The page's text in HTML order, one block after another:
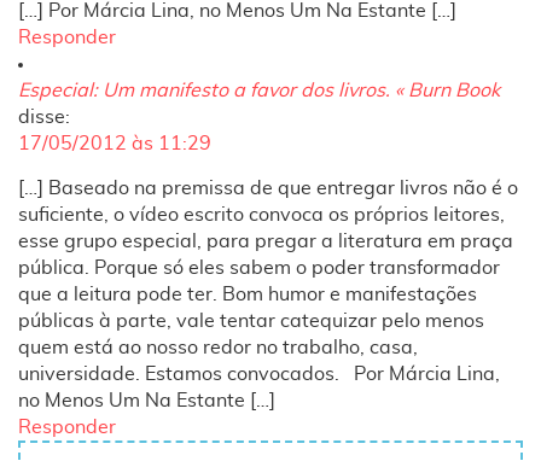
[…] Por Márcia Lina, no Menos Um Na Estante […]
Responder
Especial: Um manifesto a favor dos livros. « Burn Book
disse:
17/05/2012 às 11:29
[…] Baseado na premissa de que entregar livros não é o
suficiente, o vídeo escrito convoca os próprios leitores,
esse grupo especial, para pregar a literatura em praça
pública. Porque só eles sabem o poder transformador
que a leitura pode ter. Bom humor e manifestações
públicas à parte, vale tentar catequizar pelo menos
quem está ao nosso redor no trabalho, casa,
universidade. Estamos convocados. Por Márcia Lina,
no Menos Um Na Estante […]
Responder